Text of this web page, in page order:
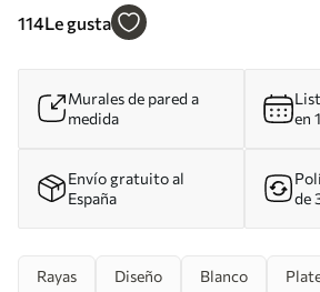
u97465
114Le gusta
Murales de pared a
medida
en
Envío gratuito al
España
de
Rayas Diseño Blanco